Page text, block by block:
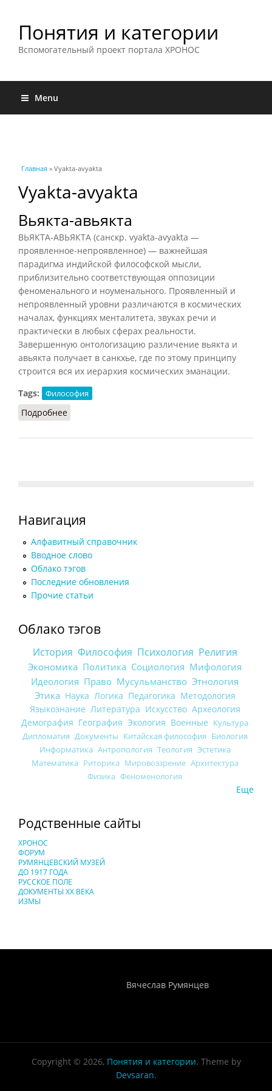
Понятия и категории
Вспомогательный проект портала ХРОНОС
Menu
Вы здесь
Главная » Vyakta-avyakta
Vyakta-avyakta
Вьякта-авьякта
ВЬЯКТА-АВЬЯКТА (санскр. vyakta-avyakta —
проявленное-непроявленное) — важнейшая
парадигма индийской философской мысли,
приблизительно соответствующая оппозиции
феноменального и ноуменального. Проявленный и
непроявленный уровни различаются в космических
началах, функциях менталитета, звуках речи и
практически в любых сферах реальности.
Завершенную онтологизацию различение вьякта и
авьякта получает в санкхье, где по этому принципу
строится вся их иерархия космических эманации.
Tags:
Философия
Подробнее
Навигация
Алфавитный справочник
Вводное слово
Облако тэгов
Последние обновления
Прочие статьи
Облако тэгов
История Философия Психология Религия
Экономика Политика Социология Мифология
Идеология Право Мусульманство Этнология
Этика Наука Логика Педагогика Методология
Языкознание Литература Искусство Археология
Демография География Экология Военные Культура
Дипломатия Документы Китайская философия Биология
Информатика Антропология Теология Эстетика
Математика Риторика Мировоззрение Архитектура
Физика Феноменология
Еще
Родственные сайты
ХРОНОС
ФОРУМ
РУМЯНЦЕВСКИЙ МУЗЕЙ
ДО 1917 ГОДА
РУССКОЕ ПОЛЕ
ДОКУМЕНТЫ XX ВЕКА
ИЗМЫ
Вячеслав Румянцев
Copyright © 2026, Понятия и категории. Theme by
Devsaran.